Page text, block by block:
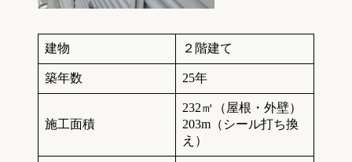
建物 ２階建て
築年数 25年
施工面積
232㎡（屋根・外壁）
203m（シール打ち換
え）